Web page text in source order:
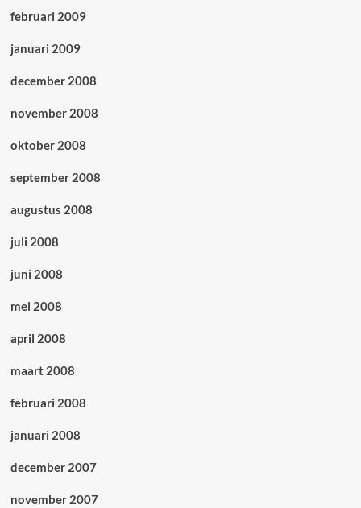
februari 2009
januari 2009
december 2008
november 2008
oktober 2008
september 2008
augustus 2008
juli 2008
juni 2008
mei 2008
april 2008
maart 2008
februari 2008
januari 2008
december 2007
november 2007